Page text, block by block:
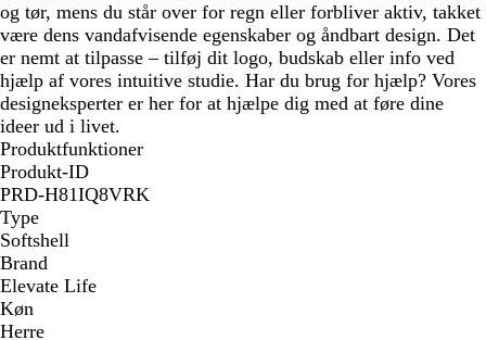
og tør, mens du står over for regn eller forbliver aktiv, takket
være dens vandafvisende egenskaber og åndbart design. Det
er nemt at tilpasse – tilføj dit logo, budskab eller info ved
hjælp af vores intuitive studie. Har du brug for hjælp? Vores
designeksperter er her for at hjælpe dig med at føre dine
ideer ud i livet.
Produktfunktioner
Produkt-ID
PRD-H81IQ8VRK
Type
Softshell
Brand
Elevate Life
Køn
Herre